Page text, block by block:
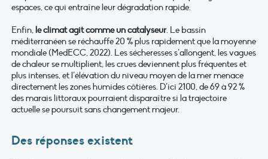
espaces, ce qui entraîne leur dégradation rapide.
Enfin, le climat agit comme un catalyseur. Le bassin
méditerranéen se réchauffe 20 % plus rapidement que la moyenne
mondiale (MedECC, 2022). Les sécheresses s’allongent, les vagues
de chaleur se multiplient, les crues deviennent plus fréquentes et
plus intenses, et l’élévation du niveau moyen de la mer menace
directement les zones humides côtières. D’ici 2100, de 69 à 92 %
des marais littoraux pourraient disparaître si la trajectoire
actuelle se poursuit sans changement majeur.
Des réponses existent